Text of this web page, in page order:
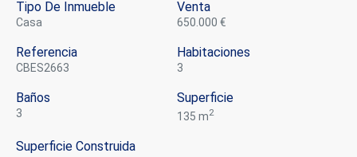
Tipo De Inmueble
casa
Venta
650.000 €
Referencia
CBES2663
Habitaciones
3
Baños
3
Superficie
135 m2
Superficie Construida